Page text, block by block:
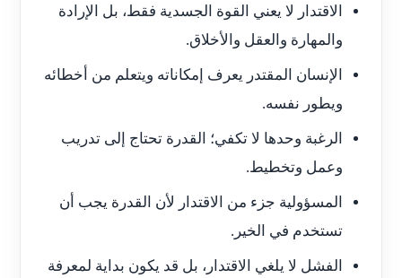
الاقتدار لا يعني القوة الجسدية فقط، بل الإرادة
والمهارة والعقل والأخلاق.
الإنسان المقتدر يعرف إمكاناته ويتعلم من أخطائه
ويطور نفسه.
الرغبة وحدها لا تكفي؛ القدرة تحتاج إلى تدريب
وعمل وتخطيط.
المسؤولية جزء من الاقتدار لأن القدرة يجب أن
تستخدم في الخير.
الفشل لا يلغي الاقتدار، بل قد يكون بداية لمعرفة